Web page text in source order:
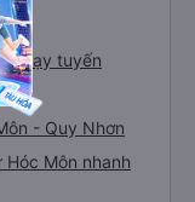
chạy tuyến
- Quy Nhơn
Môn nhanh